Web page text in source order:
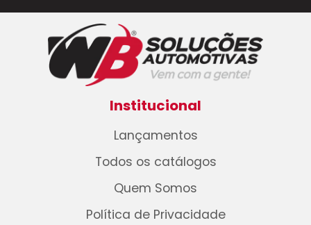
Institucional
Lançamentos
Todos os catálogos
Quem Somos
Política de Privacidade